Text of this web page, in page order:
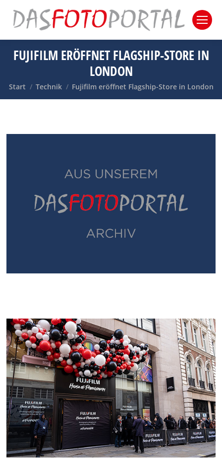
FUJIFILM ERÖFFNET FLAGSHIP-STORE IN
LONDON
Sie befinden sich hier:
Start Technik Fujifilm eröffnet Flagship-Store in London